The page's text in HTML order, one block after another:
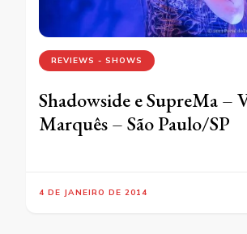
REVIEWS - SHOWS
Shadowside e SupreMa –
Marquês – São Paulo/SP
4 DE JANEIRO DE 2014